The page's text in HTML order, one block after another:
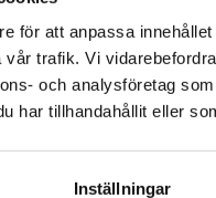
för att anpassa
trafik. Vi
och analysföretag
har tillhandahållit eller
Inställningar
Det verkar som att du
enhet utanför Sverige.
Sverige. För att kunna
leveransadressen vara i
Den tekniska
det att arbeta för att
har processledare en